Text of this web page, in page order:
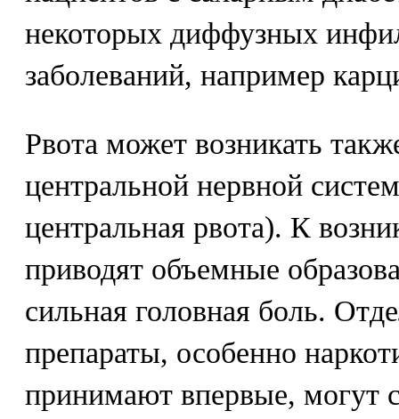
некоторых диффузных
заболеваний, например
Рвота может возникать
центральной нервной
центральная рвота). К
приводят объемные
сильная головная боль.
препараты, особенно
принимают впервые, могут